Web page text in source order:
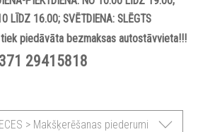
LĪDZ 16.00; SVĒTDIENA: SLĒGTS
piedāvāta bezmaksas autostāvvieta!!!
29415818
> Makšķerēšanas piederumi